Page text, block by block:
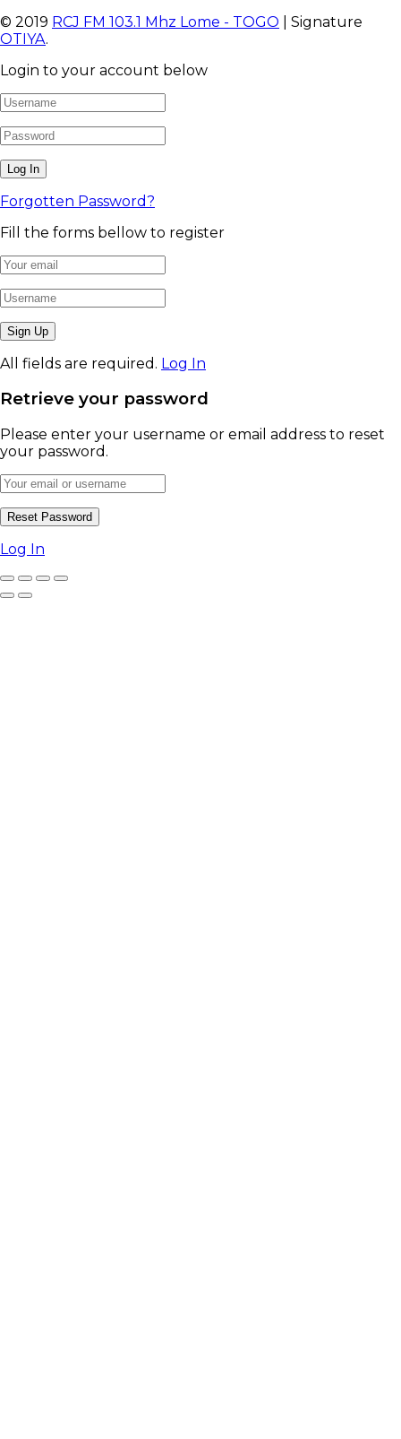
© 2019 RCJ FM 103.1 Mhz Lome - TOGO | Signature
OTIYA.
Login to your account below
Forgotten Password?
Fill the forms bellow to register
All fields are required. Log In
Retrieve your password
Please enter your username or email address to reset
your password.
Log In